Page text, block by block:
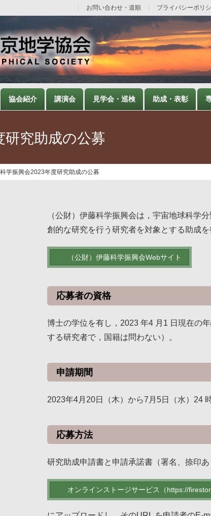
お問い合わせ・道順 プライバシーポリ
協会紹介 講演会 見学会・巡検 助成・表彰
研究助成の公募
学振興会2023年度研究助成の公募
（公財）伊藤科学振興会は，宇宙地球科学
創的な研究を行う研究者を対象とする助成を
（公財）伊藤科学振興会Webサイト
応募者の資格
博士の学位を有し，2023 年4 月1 日現在の
する研究者で，国籍は問わない）。
申請期間
2023年4月20日（木）から7月5日（水）24
応募方法
研究助成申請書と申請承諾書（署名、捺印
オンラインストージサービス（https://